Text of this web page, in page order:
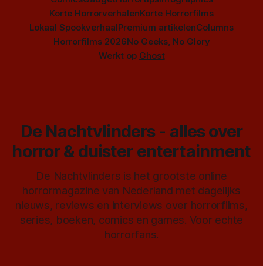
Korte HorrorverhalenKorte Horrorfilms
Lokaal SpookverhaalPremium artikelenColumns
Horrorfilms 2026No Geeks, No Glory
Werkt op Ghost
De Nachtvlinders - alles over
horror & duister entertainment
De Nachtvlinders is het grootste online
horrormagazine van Nederland met dagelijks
nieuws, reviews en interviews over horrorfilms,
series, boeken, comics en games. Voor echte
horrorfans.